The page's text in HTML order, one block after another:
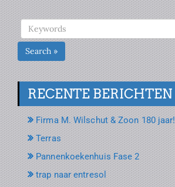
Search »
RECENTE BERICHTEN
Firma M. Wilschut & Zoon 180 jaar!
Terras
Pannenkoekenhuis Fase 2
trap naar entresol